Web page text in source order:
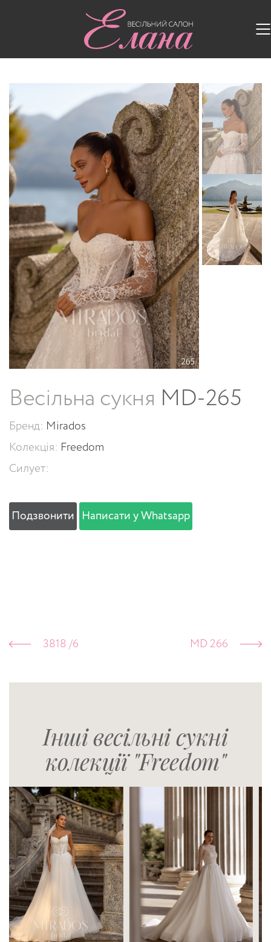
Весільні сукні/
Весільна сукня MD-265
Бренд: Mirados
Колекція: Freedom
Силует:
Подзвонити Написати у Whatsapp
3818 /6 MD 266
Інші весільні сукні
колекції "Freedom"